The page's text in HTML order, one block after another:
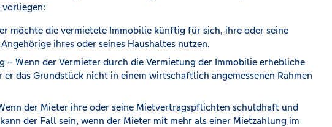
vorliegen:
möchte die vermietete Immobilie künftig für sich, ihre oder seine
ihres oder seines Haushaltes nutzen.
– Wenn der Vermieter durch die Vermietung der Immobilie erhebliche
das Grundstück nicht in einem wirtschaftlich angemessenen Rahmen
der Mieter ihre oder seine Mietvertragspflichten schuldhaft und
der Fall sein, wenn der Mieter mit mehr als einer Mietzahlung im